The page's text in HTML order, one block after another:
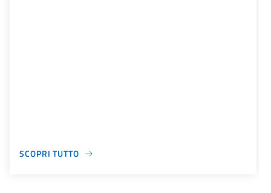
SCOPRI TUTTO